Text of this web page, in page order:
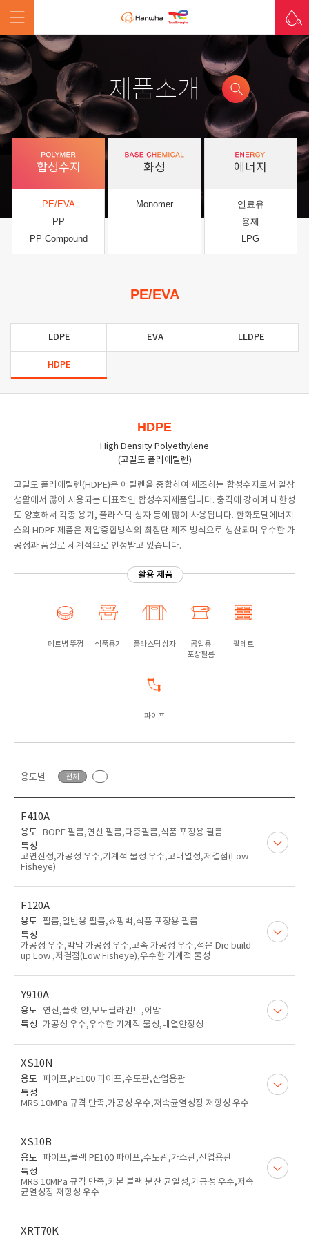
제품소개
합성수지
PE/EVA
PP
PP Compound
화성
Monomer
에너지
연료유
용제
LPG
PE/EVA
LDPE EVA LLDPE
HDPE
HDPE
High Density Polyethylene
(고밀도 폴리에틸렌)
고밀도 폴리에틸렌(HDPE)은 에틸렌을 중합하여 제조하는 합성수지로서 일상
생활에서 많이 사용되는 대표적인 합성수지제품입니다. 충격에 강하며 내한성
도 양호해서 각종 용기, 플라스틱 상자 등에 많이 사용됩니다. 한화토탈에너지
스의 HDPE 제품은 저압중합방식의 최첨단 제조 방식으로 생산되며 우수한 가
공성과 품질로 세계적으로 인정받고 있습니다.
활용 제품
페트병 뚜껑 식품용기 플라스틱 상자
공업용
포장필름
팔레트
파이프
용도별 전체
F410A
용도 BOPE 필름,연신 필름,다층필름,식품 포장용 필름
특성
고연신성,가공성 우수,기계적 물성 우수,고내열성,저결점(Low
Fisheye)
F120A
용도 필름,일반용 필름,쇼핑백,식품 포장용 필름
특성
가공성 우수,박막 가공성 우수,고속 가공성 우수,적은 Die build-
up Low ,저결점(Low Fisheye),우수한 기계적 물성
Y910A
용도
연신,플랫 얀,모노필라멘트,어망
특성 가공성 우수,우수한 기계적 물성,내열안정성
XS10N
용도 파이프,PE100 파이프,수도관,산업용관
특성
MRS 10MPa 규격 만족,가공성 우수,저속균열성장 저항성 우수
XS10B
용도 파이프,블랙 PE100 파이프,수도관,가스관,산업용관
특성
MRS 10MPa 규격 만족,카본 블랙 분산 균일성,가공성 우수,저속
균열성장 저항성 우수
XRT70K